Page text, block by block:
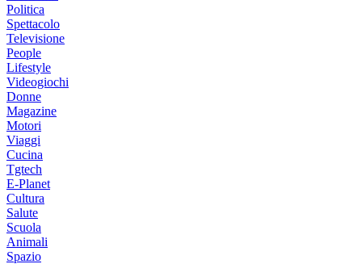
Politica
Spettacolo
Televisione
People
Lifestyle
Videogiochi
Donne
Magazine
Motori
Viaggi
Cucina
Tgtech
E-Planet
Cultura
Salute
Scuola
Animali
Spazio